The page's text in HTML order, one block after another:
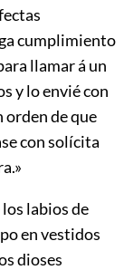
cumplimiento
llamar á un
y lo envié con
orden de que
con solícita
labios de
en vestidos
dioses